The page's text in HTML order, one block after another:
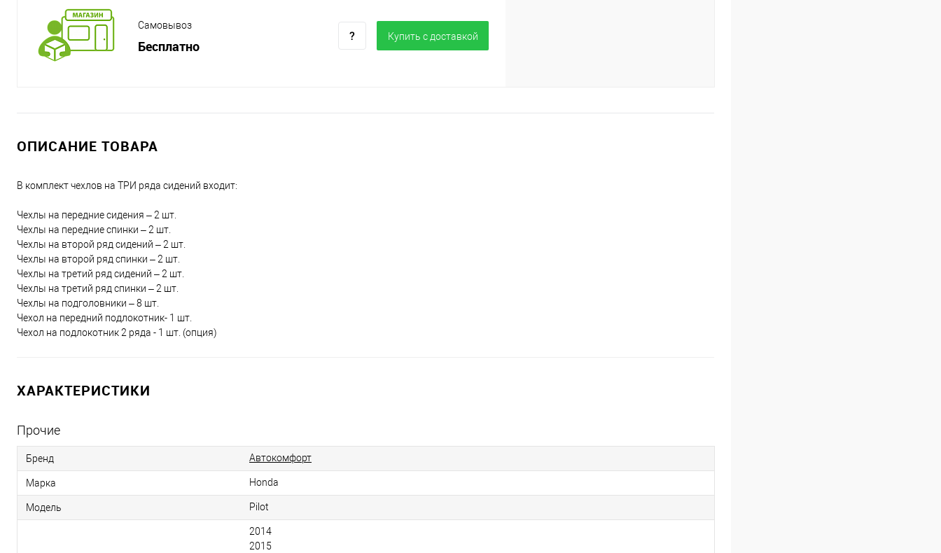
Самовывоз
Бесплатно
Купить c доставкой
ОПИСАНИЕ ТОВАРА
В комплект чехлов на ТРИ ряда сидений входит:
Чехлы на передние сидения – 2 шт.
Чехлы на передние спинки – 2 шт.
Чехлы на второй ряд сидений – 2 шт.
Чехлы на второй ряд спинки – 2 шт.
Чехлы на третий ряд сидений – 2 шт.
Чехлы на третий ряд спинки – 2 шт.
Чехлы на подголовники – 8 шт.
Чехол на передний подлокотник- 1 шт.
Чехол на подлокотник 2 ряда - 1 шт. (опция)
ХАРАКТЕРИСТИКИ
Прочие
Бренд Автокомфорт
Марка Honda
Модель Pilot
2014
2015